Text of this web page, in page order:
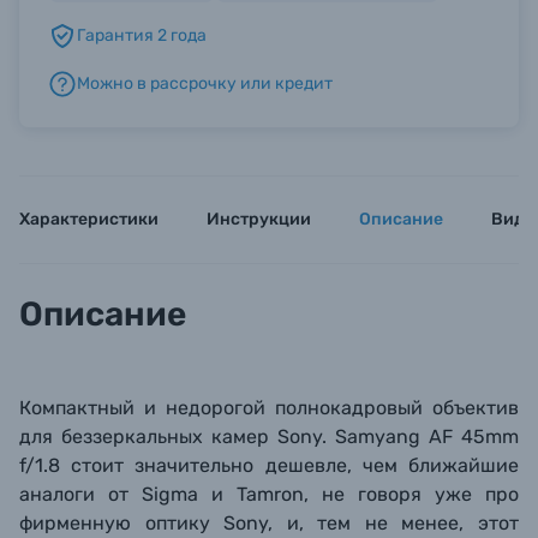
Б/У фототехника (Комиссионные товары)
Гарантия 2 года
Можно в рассрочку или кредит
Характеристики Инструкции Описание
Описание
Компактный и недорогой полнокадровый объектив
для беззеркальных камер Sony. Samyang AF 45mm
f/1.8 стоит значительно дешевле, чем ближайшие
аналоги от Sigma и Tamron, не говоря уже про
фирменную оптику Sony, и, тем не менее, этот